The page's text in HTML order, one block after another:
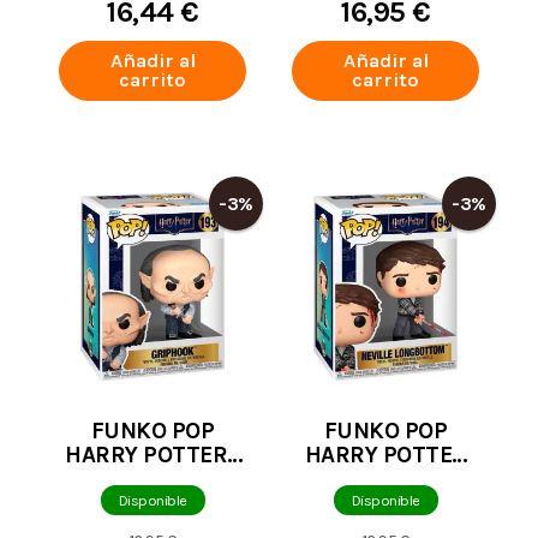
16,44 €
Añadir al
carrito
16,95 €
Añadir al
carrito
-3%
FUNKO POP
HARRY POTTER -
GRIPHOOK 193
Disponible
-3%
FUNKO POP
HARRY POTTER
NEVILLE
LONGBOTTOM
Disponible